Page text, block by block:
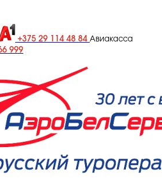
+375 29 114 48 84 Авиакасса
999